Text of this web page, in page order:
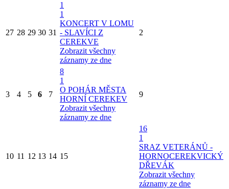
27 28 29 30 31
1
1
KONCERT V LOMU
- SLAVÍCI Z
CEREKVE
Zobrazit všechny
záznamy ze dne
2
3 4 5 6 7
8
1
O POHÁR MĚSTA
HORNÍ CEREKEV
Zobrazit všechny
záznamy ze dne
9
10 11 12 13 14 15
16
1
SRAZ VETERÁNŮ -
HORNOCEREKVICKÝ
DŘEVÁK
Zobrazit všechny
záznamy ze dne